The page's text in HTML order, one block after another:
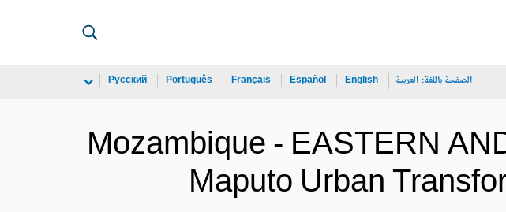
الصفحة باللغة: العربية English
Español
Français
Português
Русский
Mozambique - EASTERN
Maputo Urban